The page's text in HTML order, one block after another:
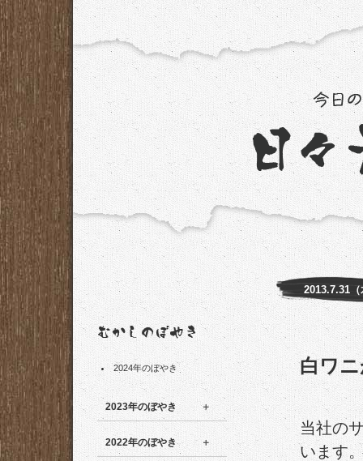
2024年のぼやき
2023年のぼやき
2022年のぼやき
2013.7.31（
白ワ
当社の
います